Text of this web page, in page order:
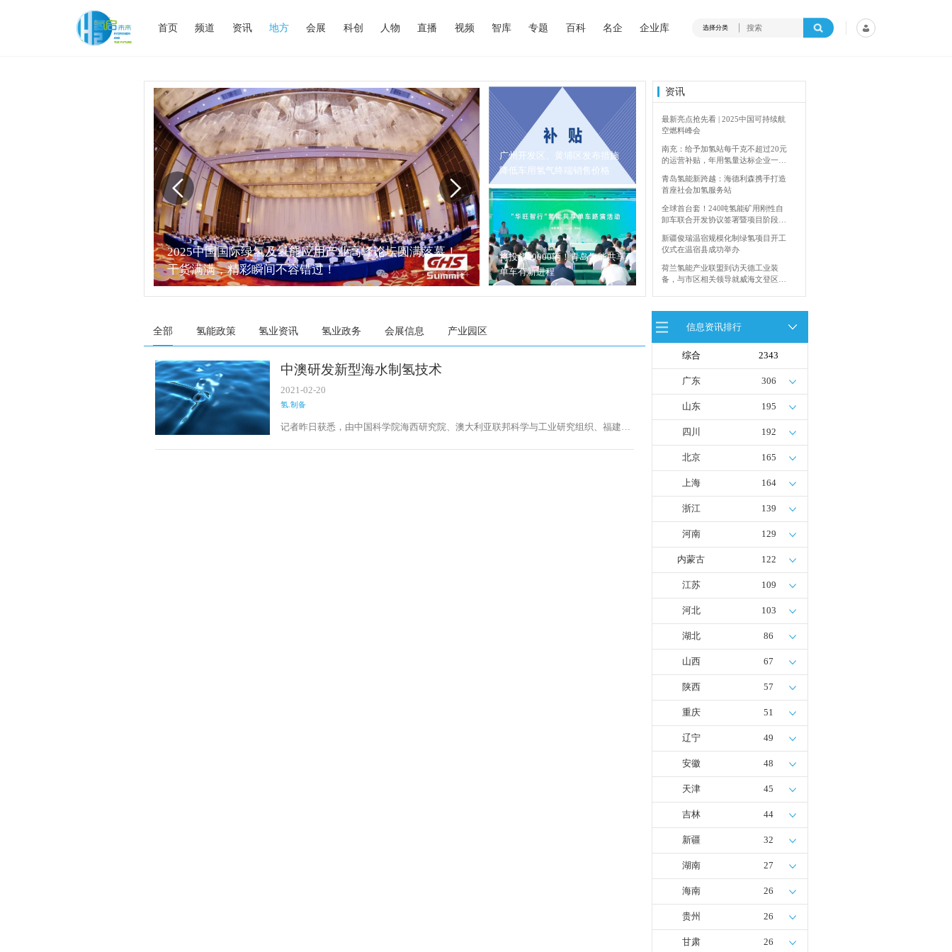
首页 频道 资讯 地方 会展 科创 人物 直播 视频 智库 专题 百科 名企 企业库 选择分类
2025中国国际绿氢及氢能应用产业高峰论坛圆满落幕！
干货满满，精彩瞬间不容错过！
最新亮点抢先看 | 2025中国可持续航空燃料峰会
广州开发区、黄埔区发布措施
降低车用氢气终端销售价格
将投放10000辆！青岛氢能共享
单车有新进程
资讯
南充：给予加氢站每千克不超过20元
的运营补贴，年用氢量达标企业一次
青岛氢能新跨越：海德利森携手打造
首座社会加氢服务站
全球首台套！240吨氢能矿用刚性自
卸车联合开发协议签署暨项目阶段开
新疆俊瑞温宿规模化制绿氢项目开工
仪式在温宿县成功举办
荷兰氢能产业联盟到访天德工业装
备，与市区相关领导就威海文登区氢
广州开发区、黄埔区发布措施降低车
用氢气终端销售价格
将投放10000辆！青岛氢能共享单车
西南地区首套220kW高安全固态储氢
2025中国国际绿氢及氢能应用产业高
峰论坛圆满落幕！干货满满，精彩瞬
间不容错过！
最新亮点抢先看 | 2025中国可持续航
全部 氢能政策 氢业资讯 氢业政务 会展信息 产业园区
中澳研发新型海水制氢技术
2021-02-20
氢.制备
​记者昨日获悉，由中国科学院海西研究院、澳大利亚联邦科学与工业研究组织、福建浩
信息资讯排行
综合 2343
广东 306
山东 195
四川 192
北京 165
上海 164
浙江 139
河南 129
内蒙古 122
江苏 109
河北 103
湖北 86
山西 67
陕西 57
重庆 51
辽宁 49
安徽 48
天津 45
吉林 44
新疆 32
湖南 27
海南 26
贵州 26
甘肃 26